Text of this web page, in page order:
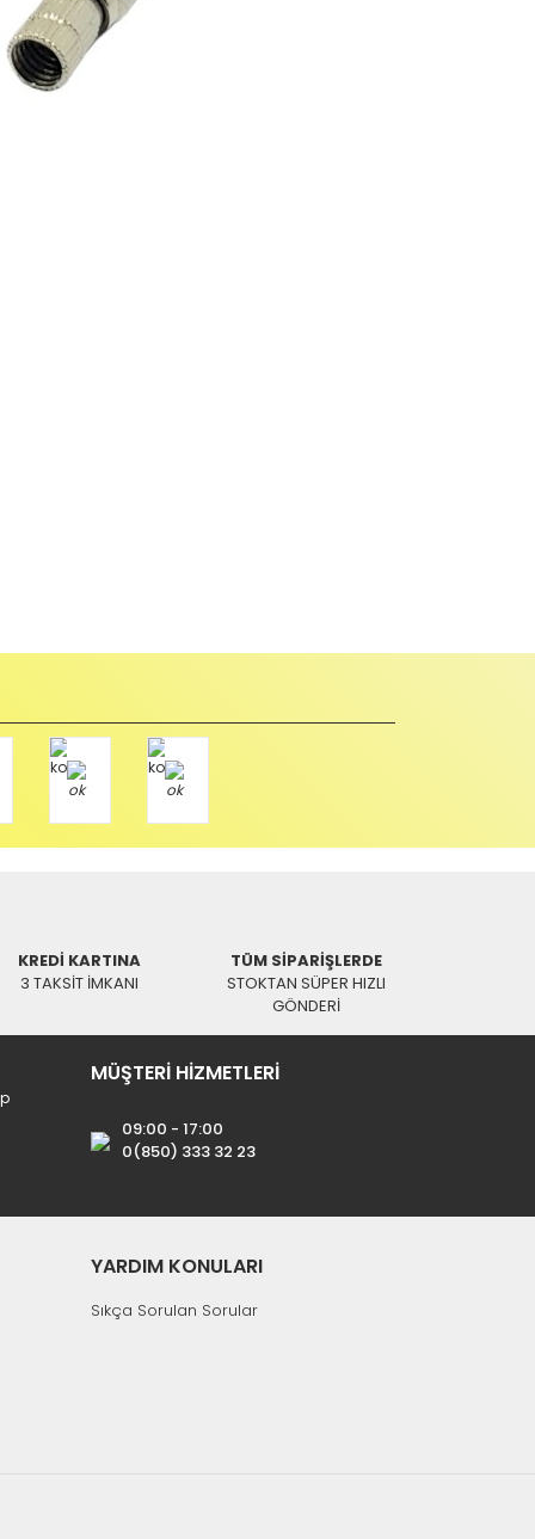
üzerine yazarak aşağıdaki adresimize alıcı
KREDİ KARTINA
3 TAKSİT İMKANI
TÜM SİPARİŞLERDE
STOKTAN SÜPER HIZLI
GÖNDERİ
MÜŞTERİ HİZMETLERİ
09:00 - 17:00
0(850) 333 32 23
YARDIM KONULARI
Sıkça Sorulan Sorular